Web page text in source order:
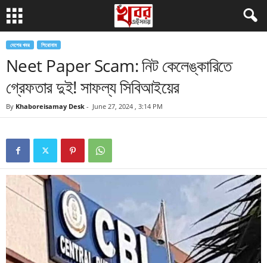
দেশের খবর শিরোনাম
Neet Paper Scam: নিট কেলেঙ্কারিতে
গ্রেফতার দুই! সাফল্য সিবিআইয়ের
By Khaboreisamay Desk - June 27, 2024 , 3:14 PM